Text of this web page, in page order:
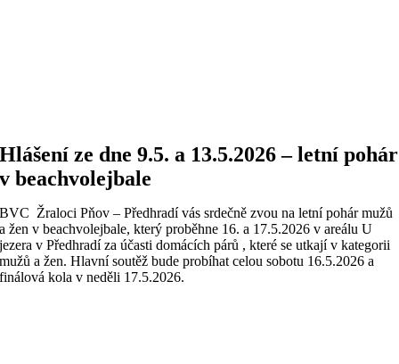
Hlášení ze dne 9.5. a 13.5.2026 – letní pohár
v beachvolejbale
BVC Žraloci Pňov – Předhradí vás srdečně zvou na letní pohár mužů
a žen v beachvolejbale, který proběhne 16. a 17.5.2026 v areálu U
jezera v Předhradí za účasti domácích párů , které se utkají v kategorii
mužů a žen. Hlavní soutěž bude probíhat celou sobotu 16.5.2026 a
finálová kola v neděli 17.5.2026.